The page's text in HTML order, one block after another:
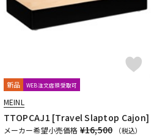
新品 WEB注文店頭受取可
MEINL
TTOPCAJ1 [Travel Slaptop Cajon]
メーカー希望小売価格 ¥16,500 （税込）